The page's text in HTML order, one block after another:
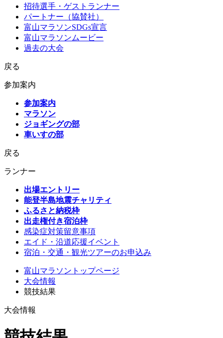
招待選手・ゲストランナー
パートナー（協賛社）
富山マラソンSDGs宣言
富山マラソンムービー
過去の大会
戻る
参加案内
参加案内
マラソン
ジョギングの部
車いすの部
戻る
ランナー
出場エントリー
能登半島地震チャリティ
ふるさと納税枠
出走権付き宿泊枠
感染症対策留意事項
エイド・沿道応援イベント
宿泊・交通・観光ツアーのお申込み
富山マラソントップページ
大会情報
競技結果
大会情報